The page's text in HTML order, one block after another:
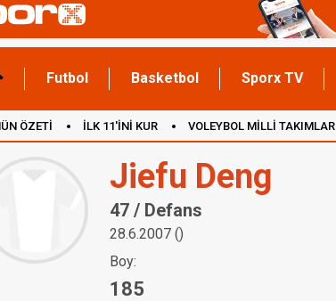
Futbol Basketbol Sporx TV
ÖZETİ İLK 11'İNİ KUR VOLEYBOL MİLLİ TAKIMLAR
Jiefu Deng
47 / Defans
28.6.2007 ()
Boy:
185